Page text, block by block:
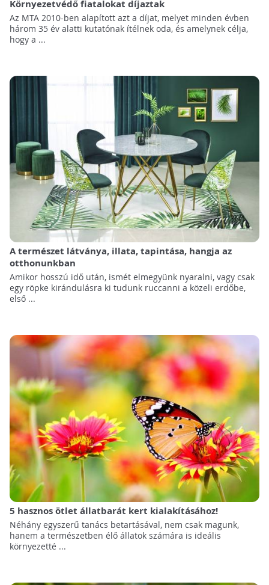
Környezetvédő fiatalokat díjaztak
Az MTA 2010-ben alapított azt a díjat, melyet minden évben
három 35 év alatti kutatónak ítélnek oda, és amelynek célja,
hogy a ...
A természet látványa, illata, tapintása, hangja az
otthonunkban
Amikor hosszú idő után, ismét elmegyünk nyaralni, vagy csak
egy röpke kirándulásra ki tudunk ruccanni a közeli erdőbe,
első ...
5 hasznos ötlet állatbarát kert kialakításához!
Néhány egyszerű tanács betartásával, nem csak magunk,
hanem a természetben élő állatok számára is ideális
környezetté ...